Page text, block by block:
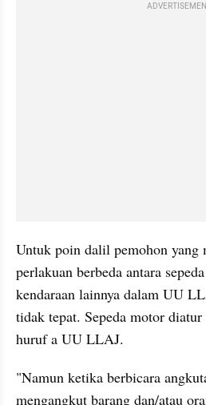
Untuk poin dalil pemohon yang
perlakuan berbeda antara
kendaraan lainnya dalam UU
tidak tepat. Sepeda motor
huruf a UU LLAJ.
"Namun ketika berbicara
mengangkut barang dan/atau